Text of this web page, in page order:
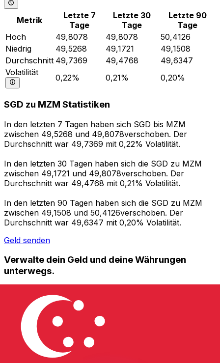
Metrik
Letzte 7
Tage
Letzte 30
Tage
Letzte 90
Tage
Hoch
49,8078 49,8078
50,4126
Niedrig
49,5268 49,1721
49,1508
Durchschnitt 49,7369 49,4768
49,6347
Volatilität
0,22% 0,21% 0,20%
SGD zu MZM Statistiken
In den letzten 7 Tagen haben sich SGD bis MZM
zwischen 49,5268 und 49,8078verschoben. Der
Durchschnitt war 49,7369 mit 0,22% Volatilität.
In den letzten 30 Tagen haben sich die SGD zu MZM
zwischen 49,1721 und 49,8078verschoben. Der
Durchschnitt war 49,4768 mit 0,21% Volatilität.
In den letzten 90 Tagen haben sich die SGD zu MZM
zwischen 49,1508 und 50,4126verschoben. Der
Durchschnitt war 49,6347 mit 0,20% Volatilität.
Geld senden
Verwalte dein Geld und deine Währungen
unterwegs.
und Währungsmanagement benötigst. Währungen
umrechnen, Kursbenachrichtigungen einrichten und
Geld ins Ausland überweisen, ohne versteckte
Gebühren. Heute herunterladen!